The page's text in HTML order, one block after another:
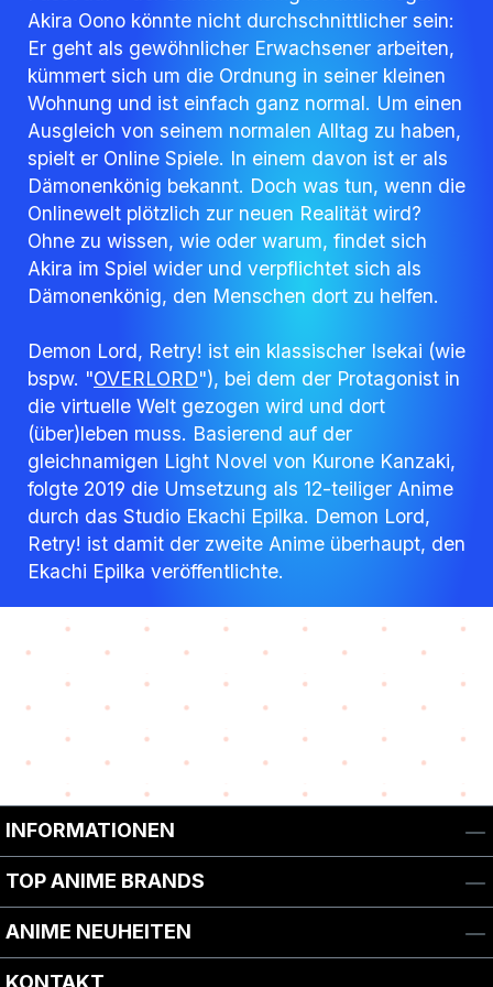
Akira Oono könnte nicht durchschnittlicher sein:
Er geht als gewöhnlicher Erwachsener arbeiten,
kümmert sich um die Ordnung in seiner kleinen
Wohnung und ist einfach ganz normal. Um einen
Ausgleich von seinem normalen Alltag zu haben,
spielt er Online Spiele. In einem davon ist er als
Dämonenkönig bekannt. Doch was tun, wenn die
Onlinewelt plötzlich zur neuen Realität wird?
Ohne zu wissen, wie oder warum, findet sich
Akira im Spiel wider und verpflichtet sich als
Dämonenkönig, den Menschen dort zu helfen.
Demon Lord, Retry! ist ein klassischer Isekai (wie
bspw. "OVERLORD"), bei dem der Protagonist in
die virtuelle Welt gezogen wird und dort
(über)leben muss. Basierend auf der
gleichnamigen Light Novel von Kurone Kanzaki,
folgte 2019 die Umsetzung als 12-teiliger Anime
durch das Studio Ekachi Epilka. Demon Lord,
Retry! ist damit der zweite Anime überhaupt, den
Ekachi Epilka veröffentlichte.
INFORMATIONEN
TOP ANIME BRANDS
ANIME NEUHEITEN
KONTAKT